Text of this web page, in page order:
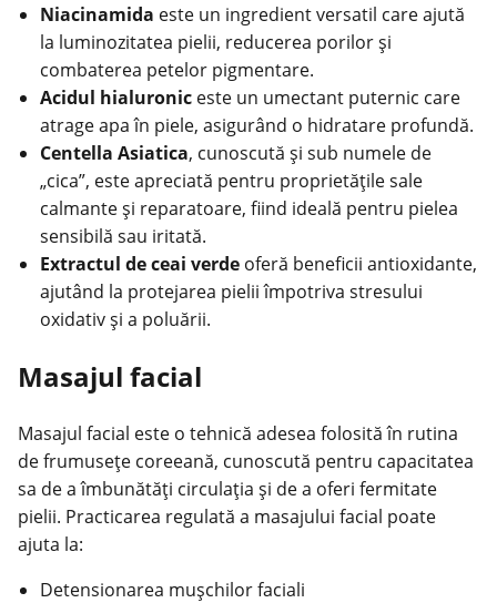
Niacinamida este un ingredient versatil care ajută
la luminozitatea pielii, reducerea porilor și
combaterea petelor pigmentare.
Acidul hialuronic este un umectant puternic care
atrage apa în piele, asigurând o hidratare profundă.
Centella Asiatica, cunoscută și sub numele de
„cica”, este apreciată pentru proprietățile sale
calmante și reparatoare, fiind ideală pentru pielea
sensibilă sau iritată.
Extractul de ceai verde oferă beneficii antioxidante,
ajutând la protejarea pielii împotriva stresului
oxidativ și a poluării.
Masajul facial
Masajul facial este o tehnică adesea folosită în rutina
de frumusețe coreeană, cunoscută pentru capacitatea
sa de a îmbunătăți circulația și de a oferi fermitate
pielii. Practicarea regulată a masajului facial poate
ajuta la:
Detensionarea mușchilor faciali